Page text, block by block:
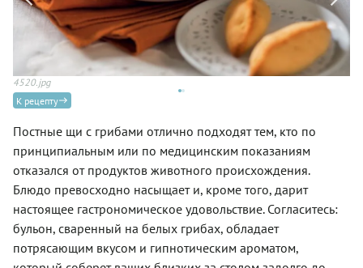
4520.jpg
К рецепту
Постные щи с грибами отлично подходят тем, кто по
принципиальным или по медицинским показаниям
отказался от продуктов животного происхождения.
Блюдо превосходно насыщает и, кроме того, дарит
настоящее гастрономическое удовольствие. Согласитесь:
бульон, сваренный на белых грибах, обладает
потрясающим вкусом и гипнотическим ароматом,